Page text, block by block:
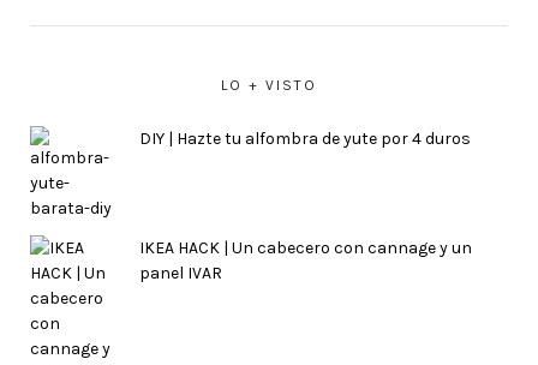
LO + VISTO
DIY | Hazte tu alfombra de yute por 4 duros
IKEA HACK | Un cabecero con cannage y un
panel IVAR